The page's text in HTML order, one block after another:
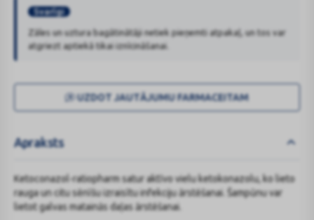
Svarīgi
Zāles un uztura bagātinātāji netiek pieņemti atpakaļ, un tos var
atgriezt aptiekā tikai iznīcināšanai.
UZDOT JAUTĀJUMU FARMACEITAM
Apraksts
Ketoconazol-ratiopharm satur aktīvo vielu ketokonazolu, ko lieto
rauga un citu sēnīšu izraisītu infekciju ārstēšanai. Šampūnu var
lietot galvas matainās daļas ārstēšanai.